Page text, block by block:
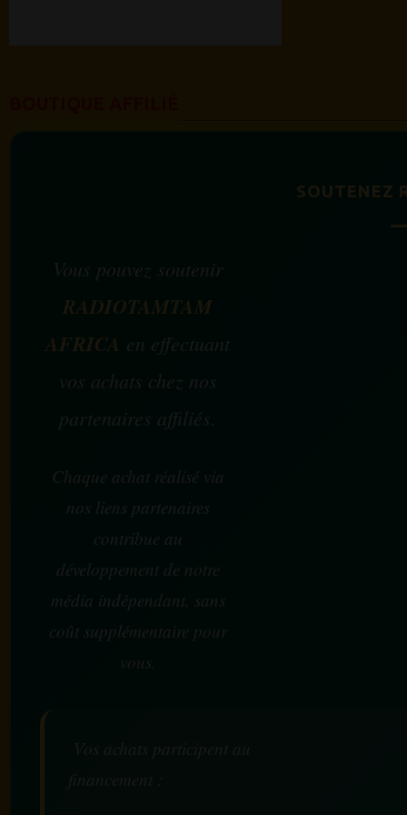
SOUTENEZ
Vous pouvez soutenir
RADIOTAMTAM
AFRICA en effectuant
vos achats chez nos
partenaires affiliés.
Chaque achat réalisé via
nos liens partenaires
contribue au
développement de notre
média indépendant, sans
coût supplémentaire pour
vous.